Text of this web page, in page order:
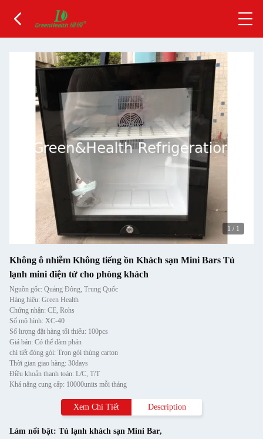
1 / 1
Không ô nhiễm Không tiếng ồn Khách sạn Mini Bars Tủ
lạnh mini điện tử cho phòng khách
Nguồn gốc: Quảng Đông, Trung Quốc
Hàng hiệu: Green Health
Chứng nhận: CE, Rohs
Số mô hình: XC-40
Số lượng đặt hàng tối thiểu: 100pcs
Giá bán: Có thể đàm phán
chi tiết đóng gói: Trọn gói thùng carton
Thời gian giao hàng: 30days
Điều khoản thanh toán: L/C, T/T
Khả năng cung cấp: 10000units mỗi tháng
Xem Chi Tiết Description
Làm nổi bật: Tủ lạnh khách sạn Mini Bar,